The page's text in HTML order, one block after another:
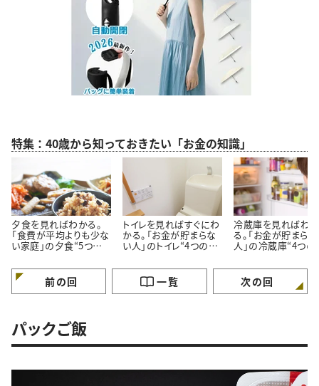
特集：40歳から知っておきたい「お金の知識」
夕食を見ればわかる。
「食費が平均よりも少な
い家庭」の夕食“5つの
トイレを見ればすぐにわ
かる。「お金が貯まらな
い人」のトイレ“4つの特
冷蔵庫を見ればわか
る。「お金が貯まら
人」の冷蔵庫“4つの
前の回 一覧 次の回
パックご飯